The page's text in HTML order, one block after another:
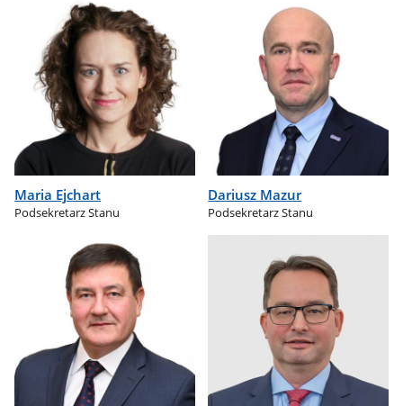
Maria Ejchart
Podsekretarz Stanu
Dariusz Mazur
Podsekretarz Stanu